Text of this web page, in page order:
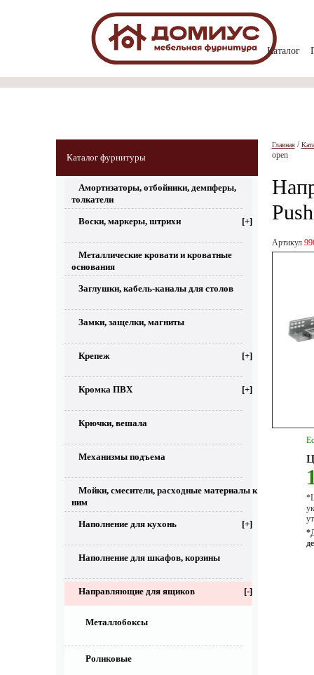
Каталог
Каталог фурнитуры
Амортизаторы, отбойники, демпферы,
толкатели
Воски, маркеры, штрихи [+]
Металлические кровати и кроватные
основания
Заглушки, кабель-каналы для столов
Замки, защелки, магниты
Крепеж [+]
Кромка ПВХ [+]
Крючки, вешала
Механизмы подъема
Мойки, смесители, расходные материалы к
ним
Наполнение для кухонь [+]
Наполнение для шкафов, корзины
Направляющие для ящиков [-]
Металлобоксы
Роликовые
Главная/
open
Артикул